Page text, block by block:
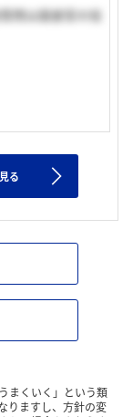
問は面接官の役
る
まくいく」という類
りますし、方針の変